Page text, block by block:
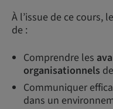
À l’issue de ce cours,
de :
Comprendre les
organisationnels
Communiquer
dans un